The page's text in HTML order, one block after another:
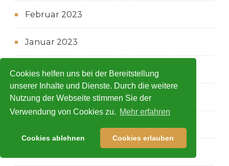
Cookies helfen uns bei der Bereitstellung
unserer Inhalte und Dienste. Durch die weitere
Nutzung der Webseite stimmen Sie der
Verwendung von Cookies zu. Mehr erfahren
Cookies ablehnen Cookies erlauben
Februar 2023
Januar 2023
Dezember 2022
November 2022